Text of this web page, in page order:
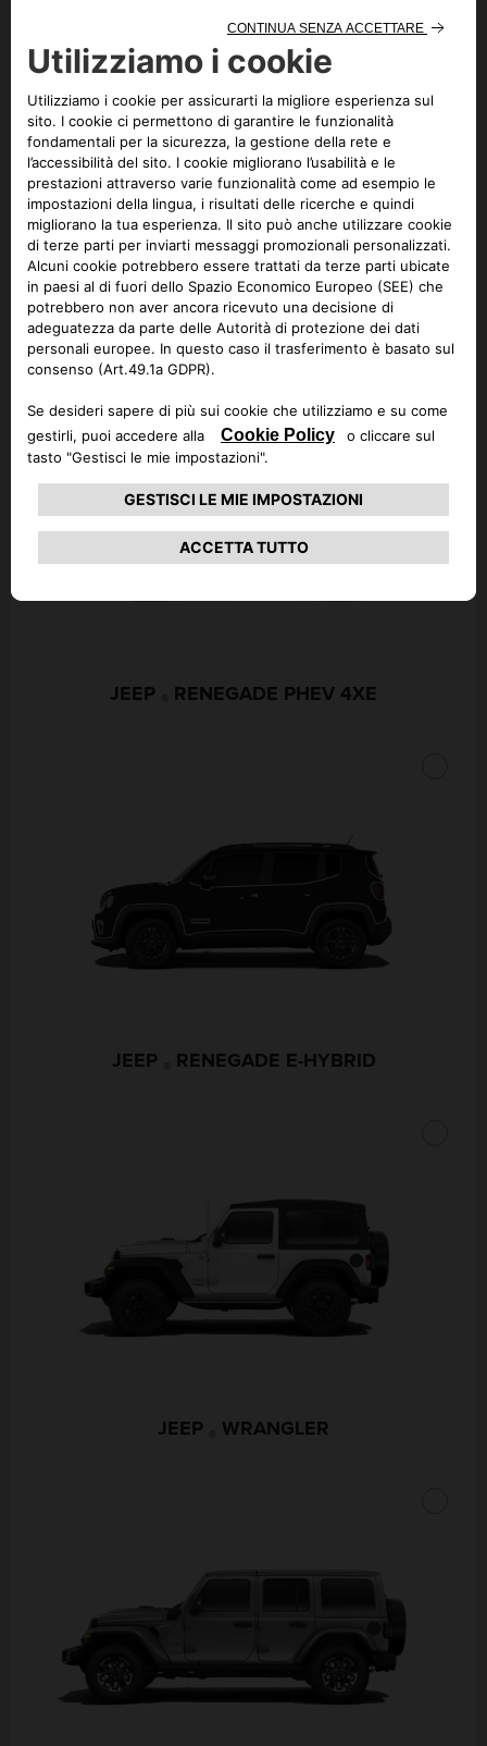
JEEP® COMPASS PHEV 4XE
JEEP RENEGADE PHEV 4XE
JEEP RENEGADE E-HYBRID
JEEP WRANGLER
Nessun risultato disponibile
per questo modello
Seleziona un altro modello ed
esegui nuovamente la ricerca